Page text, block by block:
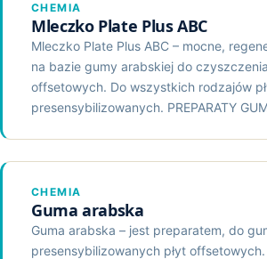
CHEMIA
Mleczko Plate Plus ABC
Mleczko Plate Plus ABC – mocne,
na bazie gumy arabskiej do
offsetowych. Do wszystkich rodzajów
presensybilizowanych. PREPARATY
CHEMIA
Guma arabska
Guma arabska – jest preparatem, do
presensybilizowanych płyt